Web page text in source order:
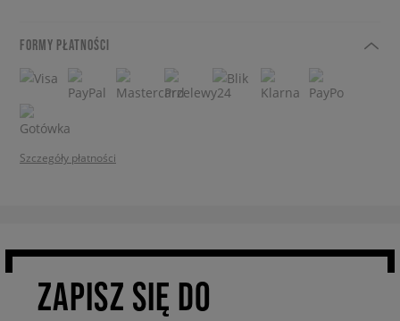
FORMY PŁATNOŚCI
Szczegóły płatności
ZAPISZ SIĘ DO